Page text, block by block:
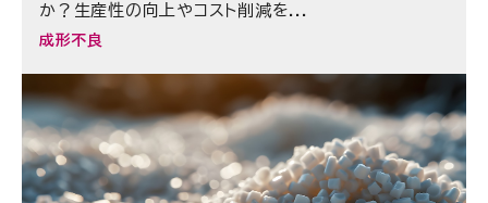
か？生産性の向上やコスト削減を...
成形不良